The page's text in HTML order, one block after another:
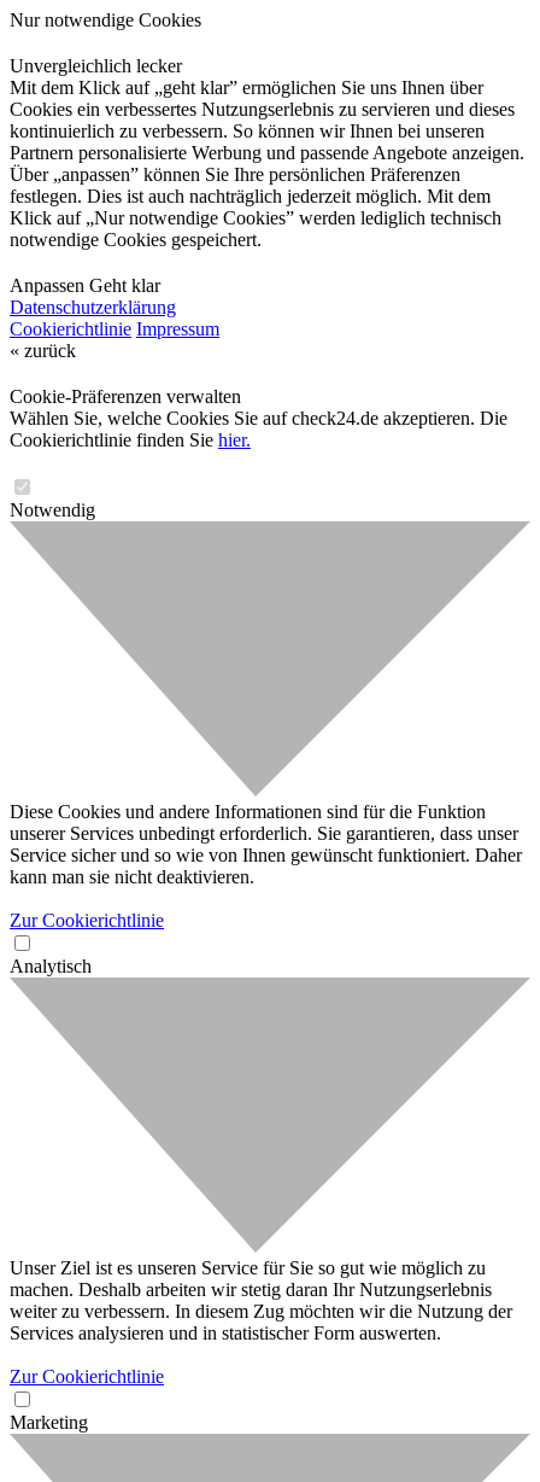
Nur notwendige Cookies
Unvergleichlich lecker
Mit dem Klick auf „geht klar” ermöglichen Sie uns Ihnen über
Cookies ein verbessertes Nutzungserlebnis zu servieren und dieses
kontinuierlich zu verbessern. So können wir Ihnen bei unseren
Partnern personalisierte Werbung und passende Angebote anzeigen.
Über „anpassen” können Sie Ihre persönlichen Präferenzen
festlegen. Dies ist auch nachträglich jederzeit möglich. Mit dem
Klick auf „Nur notwendige Cookies” werden lediglich technisch
notwendige Cookies gespeichert.
Anpassen Geht klar
Datenschutzerklärung
Cookierichtlinie Impressum
« zurück
Cookie-Präferenzen verwalten
Wählen Sie, welche Cookies Sie auf check24.de akzeptieren. Die
Cookierichtlinie finden Sie hier.
Notwendig
Diese Cookies und andere Informationen sind für die Funktion
unserer Services unbedingt erforderlich. Sie garantieren, dass unser
Service sicher und so wie von Ihnen gewünscht funktioniert. Daher
kann man sie nicht deaktivieren.
Zur Cookierichtlinie
Analytisch
Unser Ziel ist es unseren Service für Sie so gut wie möglich zu
machen. Deshalb arbeiten wir stetig daran Ihr Nutzungserlebnis
weiter zu verbessern. In diesem Zug möchten wir die Nutzung der
Services analysieren und in statistischer Form auswerten.
Zur Cookierichtlinie
Marketing